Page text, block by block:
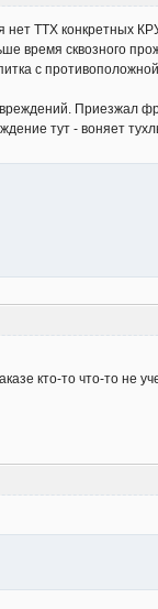
ТТХ конкретных
время сквозного
с
Приезжал
тут - воняет
кто-то что-то не